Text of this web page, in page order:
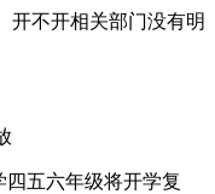
不开相关部门没有明
五六年级将开学复